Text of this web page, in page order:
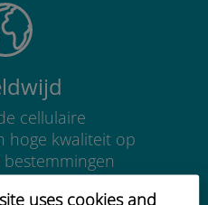
uses cookies and
cellulaire
hoge kwaliteit op